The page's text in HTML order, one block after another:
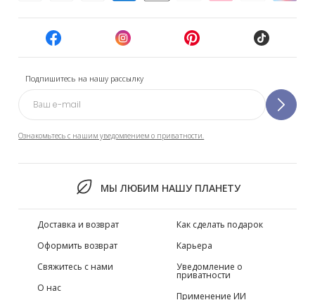
Подпишитесь на нашу рассылку
Ознакомьтесь с нашим уведомлением о приватности.
МЫ ЛЮБИМ НАШУ ПЛАНЕТУ
Доставка и возврат
Оформить возврат
Свяжитесь с нами
О нас
Как сделать подарок
Карьера
Уведомление о
приватности
Применение ИИ